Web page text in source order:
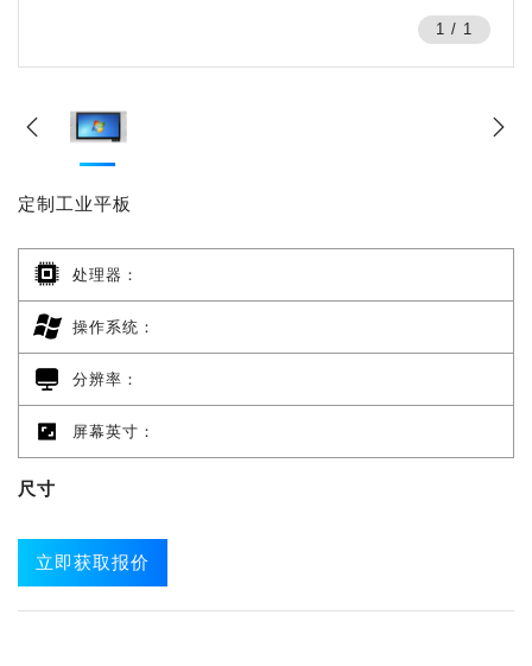
1 / 1
定制工业平板
处理器：
操作系统：
分辨率：
屏幕英寸：
尺寸
立即获取报价